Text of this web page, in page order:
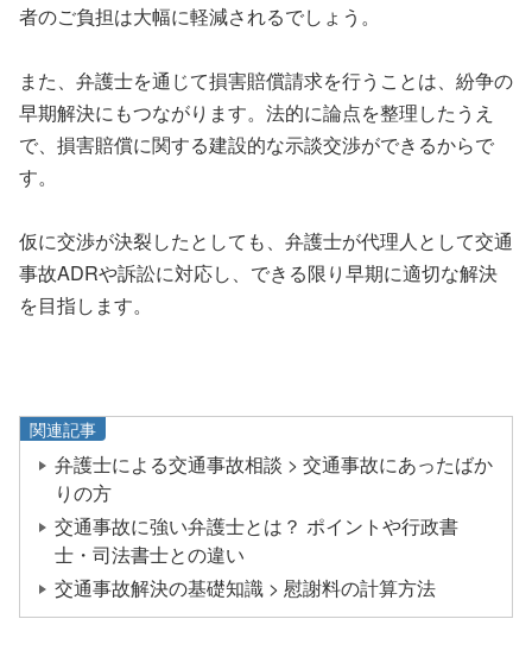
者のご負担は大幅に軽減されるでしょう。
また、弁護士を通じて損害賠償請求を行うことは、紛争の
早期解決にもつながります。法的に論点を整理したうえ
で、損害賠償に関する建設的な示談交渉ができるからで
す。
仮に交渉が決裂したとしても、弁護士が代理人として交通
事故ADRや訴訟に対応し、できる限り早期に適切な解決
を目指します。
関連記事
弁護士による交通事故相談 > 交通事故にあったばか
りの方
交通事故に強い弁護士とは？ ポイントや行政書
士・司法書士との違い
交通事故解決の基礎知識 > 慰謝料の計算方法